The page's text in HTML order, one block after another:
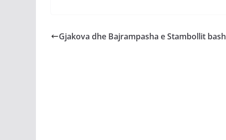
Gjakova dhe Bajrampasha e Stambollit